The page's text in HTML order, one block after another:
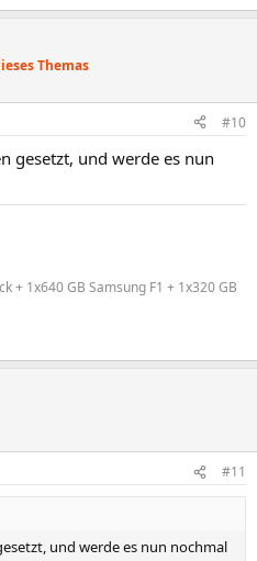
Themas
#10
gesetzt, und werde es nun
+ 1x640 GB Samsung F1 + 1x320 GB
#11
und werde es nun nochmal